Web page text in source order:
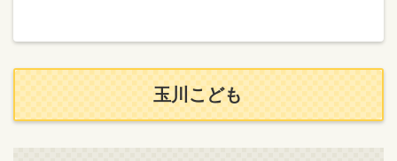
玉川こども